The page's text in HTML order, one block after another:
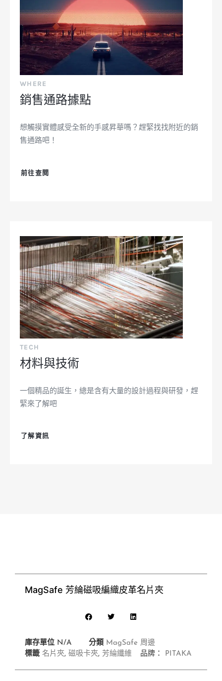
WHERE
銷售通路據點
想觸摸實體感受全新的手感昇華嗎？趕緊找找附近的銷
售通路吧！
前往查閱
TECH
材料與技術
一個精品的誕生，總是含有大量的設計過程與研發，趕
緊來了解吧
了解資訊
MagSafe 芳綸磁吸編織皮革名片夾
庫存單位 N/A 分類 MagSafe 周邊
標籤 名片夾, 磁吸卡夾, 芳綸纖維 品牌： PITAKA